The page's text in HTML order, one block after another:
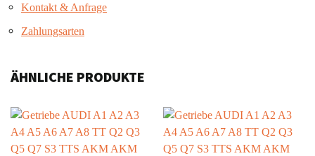
Kontakt & Anfrage
Zahlungsarten
ÄHNLICHE PRODUKTE